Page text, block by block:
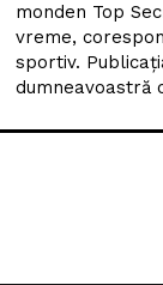
monden Top
vreme,
sportiv.
dumneavoastră